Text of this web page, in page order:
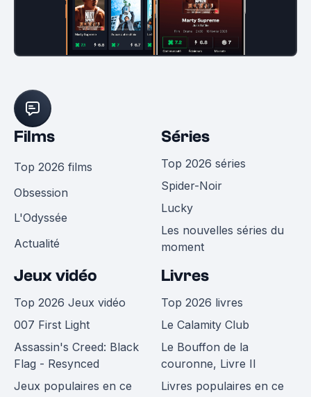
Films
Top 2026 films
Obsession
L'Odyssée
Actualité
Séries
Top 2026 séries
Spider-Noir
Lucky
Les nouvelles séries du
moment
Jeux vidéo
Top 2026 Jeux vidéo
007 First Light
Assassin's Creed: Black
Flag - Resynced
Jeux populaires en ce
Livres
Top 2026 livres
Le Calamity Club
Le Bouffon de la
couronne, Livre II
Livres populaires en ce